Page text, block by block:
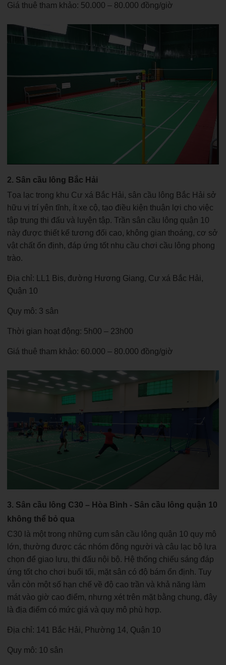
Giá thuê tham khảo: 50.000 – 80.000 đồng/giờ
2. Sân cầu lông Bắc Hải
Tọa lạc trong khu Cư xá Bắc Hải, sân cầu lông Bắc Hải sở
hữu vị trí yên tĩnh, ít xe cộ, tạo điều kiện thuận lợi cho việc
tập trung thi đấu và luyện tập. Trần sân cầu lông quận 10
này được thiết kế tương đối cao, không gian thoáng, cơ sở
vật chất ổn định, đáp ứng tốt nhu cầu chơi cầu lông phong
trào.
Địa chỉ: LL1 Bis, đường Hương Giang, Cư xá Bắc Hải,
Quận 10
Quy mô: 3 sân
Thời gian hoạt động: 5h00 – 23h00
Giá thuê tham khảo: 60.000 – 80.000 đồng/giờ
3. Sân cầu lông C30 – Hòa Bình - Sân cầu lông quận 10
không thể bỏ qua
C30 là một trong những cụm sân cầu lông quận 10 quy mô
lớn, thường được các nhóm đông người và câu lạc bộ lựa
chọn để giao lưu, thi đấu nội bộ. Hệ thống chiếu sáng đáp
ứng tốt cho chơi buổi tối, mặt sân có độ bám ổn định. Tuy
vẫn còn một số hạn chế về độ cao trần và khả năng làm
mát vào giờ cao điểm, nhưng xét trên mặt bằng chung, đây
là địa điểm có mức giá và quy mô phù hợp.
Địa chỉ: 141 Bắc Hải, Phường 14, Quận 10
Quy mô: 10 sân